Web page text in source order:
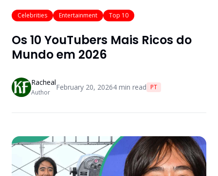
Celebrities Entertainment Top 10
Os 10 YouTubers Mais Ricos do
Mundo em 2026
Racheal
Author
February 20, 20264 min read PT